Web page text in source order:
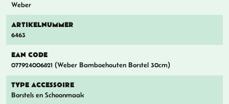
Weber
ARTIKELNUMMER
6463
EAN CODE
077924006821 (Weber Bamboehouten Borstel 30cm)
TYPE ACCESSOIRE
Borstels en Schoonmaak